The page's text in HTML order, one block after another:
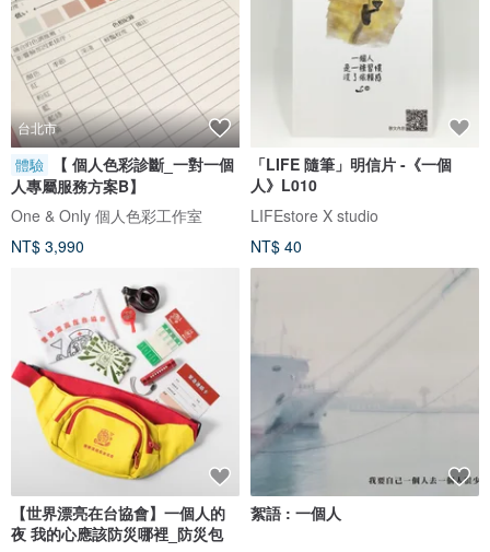
台北市
體驗
【 個人色彩診斷_一對一個
人專屬服務方案B】
One & Only 個人色彩工作室
NT$ 3,990
「LIFE 隨筆」明信片 -《一個
人》L010
LIFEstore X studio
NT$ 40
【世界漂亮在台協會】一個人的
夜 我的心應該防災哪裡_防災包
絮語 : 一個人